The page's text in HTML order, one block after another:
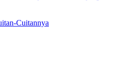
Cuitannya